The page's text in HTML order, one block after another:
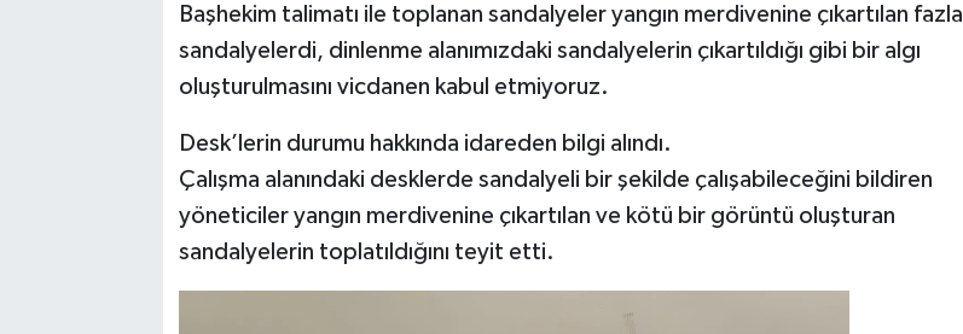
Başhekim talimatı ile toplanan sandalyeler yangın merdivenine çıkartılan fazla
sandalyelerdi, dinlenme alanımızdaki sandalyelerin çıkartıldığı gibi bir algı
oluşturulmasını vicdanen kabul etmiyoruz.
Desk’lerin durumu hakkında idareden bilgi alındı.
Çalışma alanındaki desklerde sandalyeli bir şekilde çalışabileceğini bildiren
yöneticiler yangın merdivenine çıkartılan ve kötü bir görüntü oluşturan
sandalyelerin toplatıldığını teyit etti.